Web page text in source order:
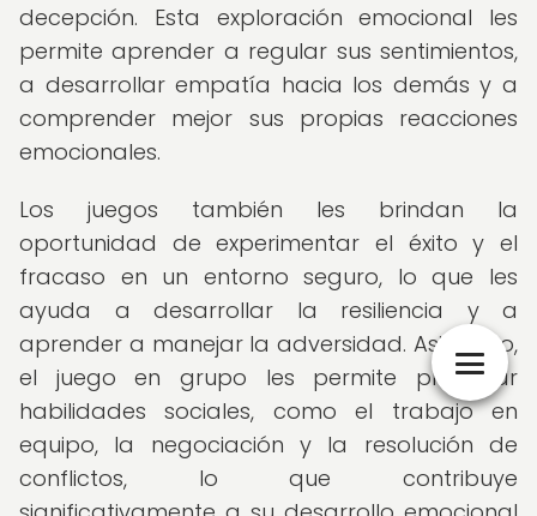
decepción. Esta exploración emocional les
permite aprender a regular sus sentimientos,
a desarrollar empatía hacia los demás y a
comprender mejor sus propias reacciones
emocionales.
Los juegos también les brindan la
oportunidad de experimentar el éxito y el
fracaso en un entorno seguro, lo que les
ayuda a desarrollar la resiliencia y a
aprender a manejar la adversidad. Asimismo,
el juego en grupo les permite practicar
habilidades sociales, como el trabajo en
equipo, la negociación y la resolución de
conflictos, lo que contribuye